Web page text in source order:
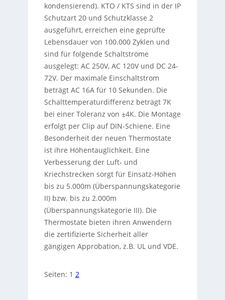
kondensierend). KTO / KTS sind in der IP
Schutzart 20 und Schutzklasse 2
ausgeführt, erreichen eine geprüfte
Lebensdauer von 100.000 Zyklen und
sind für folgende Schaltströme
ausgelegt: AC 250V, AC 120V und DC 24-
72V. Der maximale Einschaltstrom
beträgt AC 16A für 10 Sekunden. Die
Schalttemperaturdifferenz beträgt 7K
bei einer Toleranz von ±4K. Die Montage
erfolgt per Clip auf DIN-Schiene. Eine
Besonderheit der neuen Thermostate
ist ihre Höhentauglichkeit. Eine
Verbesserung der Luft- und
Kriechstrecken sorgt für Einsatz-Höhen
bis zu 5.000m (Überspannungskategorie
II) bzw. bis zu 2.000m
(Überspannungskategorie III). Die
Thermostate bieten ihren Anwendern
die zertifizierte Sicherheit aller
gängigen Approbation, z.B. UL und VDE.
Seiten: 1 2